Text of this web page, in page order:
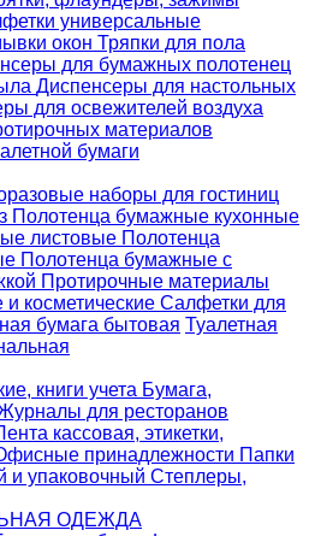
универсальные
окон Тряпки для пола
для бумажных полотенец
Диспенсеры для настольных
для освежителей воздуха
материалов
бумаги
наборы для гостиниц
Полотенца бумажные кухонные
листовые Полотенца
Полотенца бумажные с
Протирочные материалы
косметические Салфетки для
бумага бытовая Туалетная
книги учета Бумага,
для ресторанов
кассовая, этикетки,
принадлежности Папки
и упаковочный Степлеры,
ОДЕЖДА